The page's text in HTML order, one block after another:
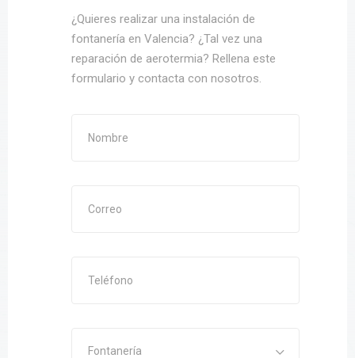
¿Quieres realizar una instalación de
fontanería en Valencia? ¿Tal vez una
reparación de aerotermia? Rellena este
formulario y contacta con nosotros.
Fontanería